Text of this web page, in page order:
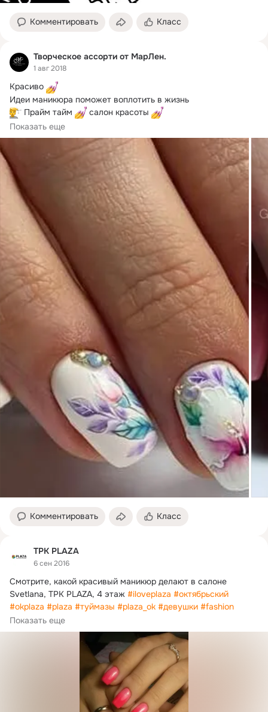
Комментировать Класс
Творческое ассорти от МарЛен.
1 авг 2018
Красиво
Прайм тайм
салон красоты
24-97-97
открытых интернет-источников)
Показать еще
Комментировать Класс
ТРК PLAZA
6 сен 2016
Смотрите, какой красивый маникюр делают в салоне
Svetlana, ТРК PLAZA, 4 этаж #iloveplaza #октябрьский
#okplaza #plaza #туймазы #plaza_ok #девушки #fashion
#маникюр #ногти
Показать еще